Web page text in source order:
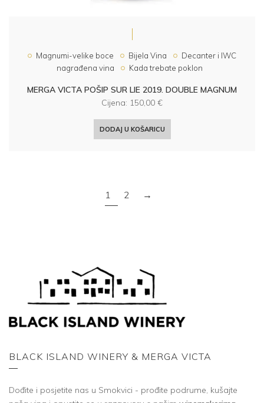
Magnumi-velike boce Bijela Vina
Decanter i IWC
nagrađena vina
Kada trebate poklon
MERGA VICTA POŠIP SUR LIE 2019. DOUBLE MAGNUM
Cijena: 150,00 €
DODAJ U KOŠARICU
1 2 →
BLACK ISLAND WINERY & MERGA VICTA
Dođite i posjetite nas u Smokvici - prođite podrume, kušajte